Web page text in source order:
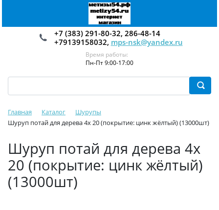
+7 (383) 291-80-32, 286-48-14
+79139158032, mps-nsk@yandex.ru
Время работы:
Пн-Пт 9:00-17:00
Главная Каталог
Шурупы
Шуруп потай для дерева 4х 20 (покрытие: цинк жёлтый) (13000шт)
Шуруп потай для дерева 4х
20 (покрытие: цинк жёлтый)
(13000шт)